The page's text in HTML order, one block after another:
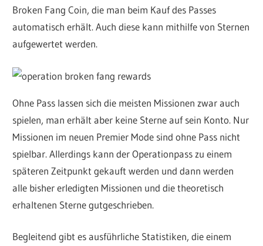
Broken Fang Coin, die man beim Kauf des Passes
automatisch erhält. Auch diese kann mithilfe von Sternen
aufgewertet werden.
Ohne Pass lassen sich die meisten Missionen zwar auch
spielen, man erhält aber keine Sterne auf sein Konto. Nur
Missionen im neuen Premier Mode sind ohne Pass nicht
spielbar. Allerdings kann der Operationpass zu einem
späteren Zeitpunkt gekauft werden und dann werden
alle bisher erledigten Missionen und die theoretisch
erhaltenen Sterne gutgeschrieben.
Begleitend gibt es ausführliche Statistiken, die einem